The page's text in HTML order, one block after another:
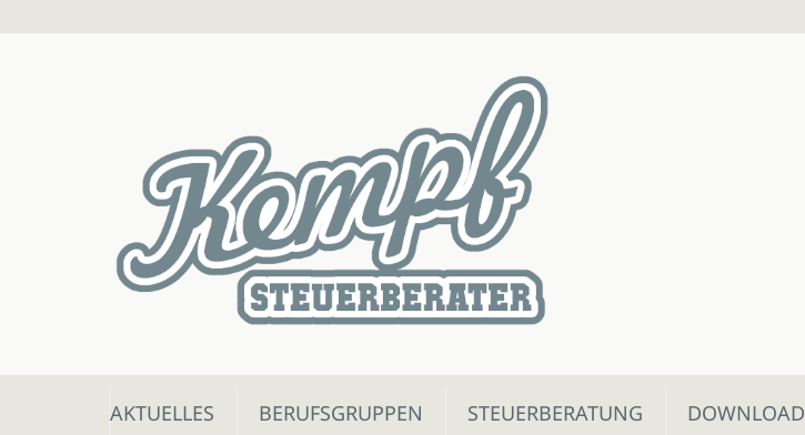
Skip
AKTUELLES BERUFSGRUPPEN STEUERBERATUNG DOWNLOAD